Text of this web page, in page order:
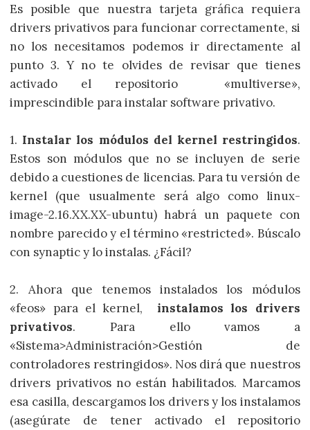
Es posible que nuestra tarjeta gráfica requiera
drivers privativos para funcionar correctamente, si
no los necesitamos podemos ir directamente al
punto 3. Y no te olvides de revisar que tienes
activado el repositorio «multiverse»,
imprescindible para instalar software privativo.
1. Instalar los módulos del kernel restringidos.
Estos son módulos que no se incluyen de serie
debido a cuestiones de licencias. Para tu versión de
kernel (que usualmente será algo como linux-
image-2.16.XX.XX-ubuntu) habrá un paquete con
nombre parecido y el término «restricted». Búscalo
con synaptic y lo instalas. ¿Fácil?
2. Ahora que tenemos instalados los módulos
«feos» para el kernel, instalamos los drivers
privativos. Para ello vamos a
«Sistema>Administración>Gestión de
controladores restringidos». Nos dirá que nuestros
drivers privativos no están habilitados. Marcamos
esa casilla, descargamos los drivers y los instalamos
(asegúrate de tener activado el repositorio